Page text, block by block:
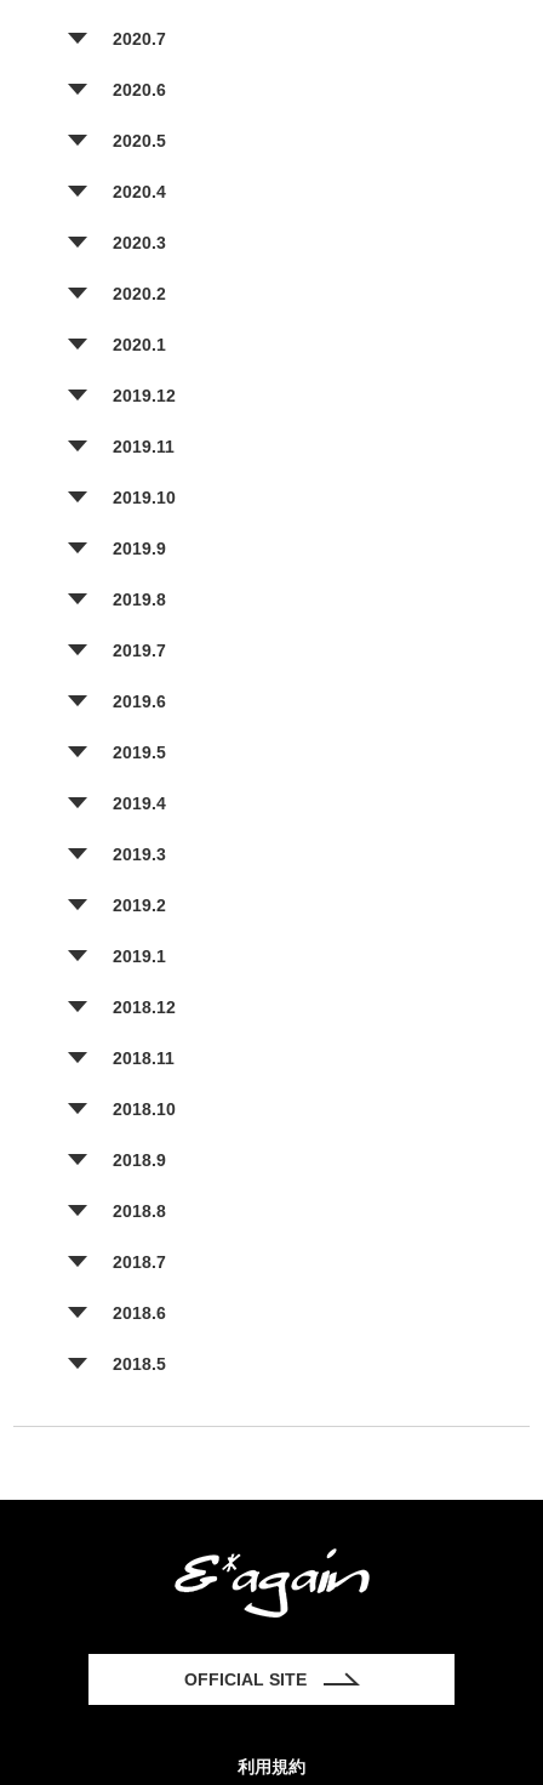
2020.7
2020.6
2020.5
2020.4
2020.3
2020.2
2020.1
2019.12
2019.11
2019.10
2019.9
2019.8
2019.7
2019.6
2019.5
2019.4
2019.3
2019.2
2019.1
2018.12
2018.11
2018.10
2018.9
2018.8
2018.7
2018.6
2018.5
OFFICIAL SITE
利用規約